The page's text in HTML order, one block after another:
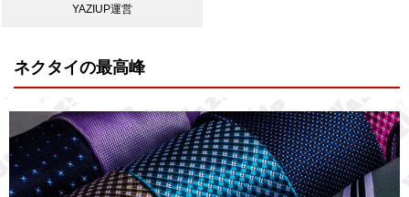
YAZIUP運営
ネクタイの最高峰